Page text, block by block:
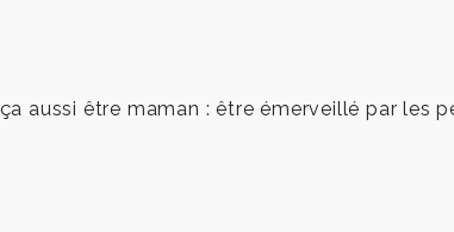
aussi être maman : être émerveillé par